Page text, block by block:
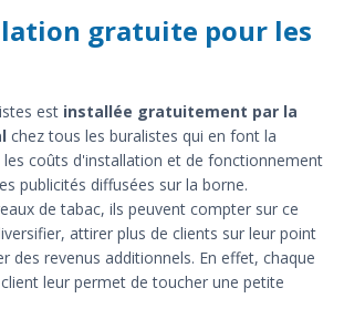
gratuite pour les
est installée gratuitement par la
chez tous les buralistes qui en font la
les coûts d'installation et de fonctionnement
publicités diffusées sur la borne.
de tabac, ils peuvent compter sur ce
attirer plus de clients sur leur point
des revenus additionnels. En effet, chaque
leur permet de toucher une petite